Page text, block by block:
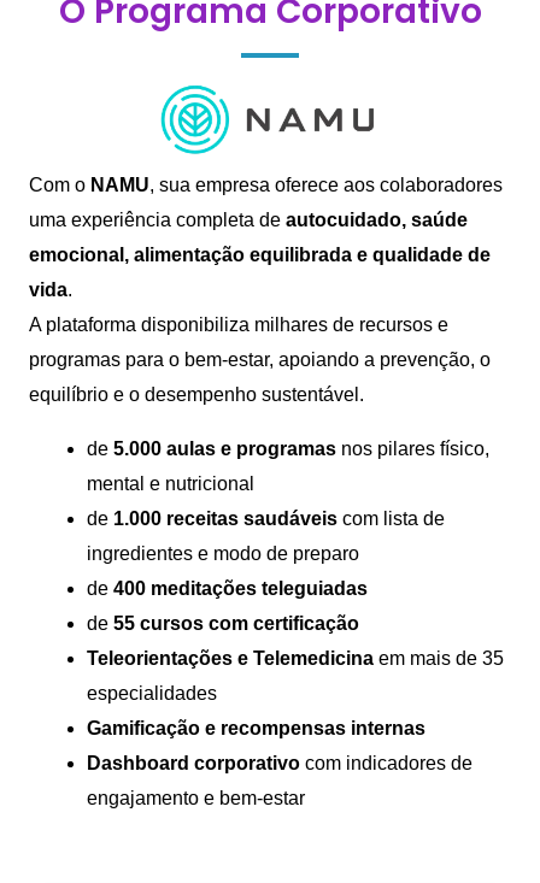
O Programa Corporativo
Com o NAMU, sua empresa oferece aos colaboradores
uma experiência completa de autocuidado, saúde
emocional, alimentação equilibrada e qualidade de
vida.
A plataforma disponibiliza milhares de recursos e
programas para o bem-estar, apoiando a prevenção, o
equilíbrio e o desempenho sustentável.
de 5.000 aulas e programas nos pilares físico,
mental e nutricional
de 1.000 receitas saudáveis com lista de
ingredientes e modo de preparo
de 400 meditações teleguiadas
de 55 cursos com certificação
Teleorientações e Telemedicina em mais de 35
especialidades
Gamificação e recompensas internas
Dashboard corporativo com indicadores de
engajamento e bem-estar